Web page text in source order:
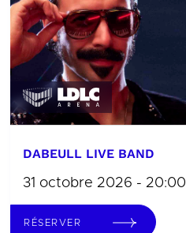
DABEULL LIVE BAND
31 octobre 2026 - 20:00
RÉSERVER